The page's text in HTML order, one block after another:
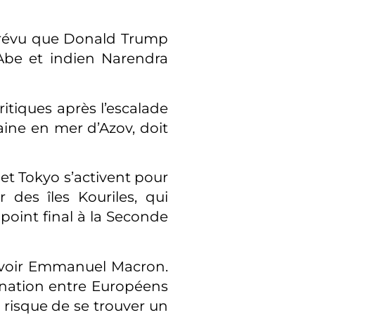
que Donald Trump
et indien Narendra
après l’escalade
en mer d’Azov, doit
Tokyo s’activent pour
des îles Kouriles, qui
final à la Seconde
Emmanuel Macron.
entre Européens
de se trouver un